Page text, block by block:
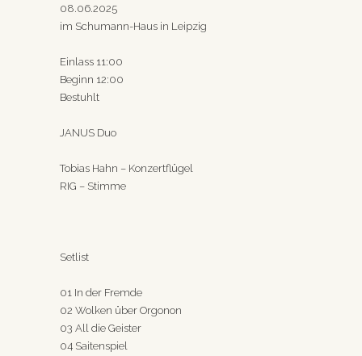
08.06.2025
im Schumann-Haus in Leipzig
Einlass 11:00
Beginn 12:00
Bestuhlt
JANUS Duo
Tobias Hahn – Konzertflügel
RIG – Stimme
Setlist
01 In der Fremde
02 Wolken über Orgonon
03 All die Geister
04 Saitenspiel